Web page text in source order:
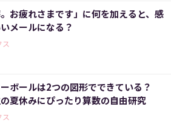
。お疲れさまです」に何を加えると、感
メールになる？
ス
ボールは2つの図形でできている？
夏休みにぴったり算数の自由研究
ス